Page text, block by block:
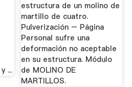
...
estructura de un molino de
martillo de cuatro.
Pulverización – Página
Personal sufre una
deformación no aceptable
en su estructura. Módulo
de MOLINO DE
MARTILLOS.